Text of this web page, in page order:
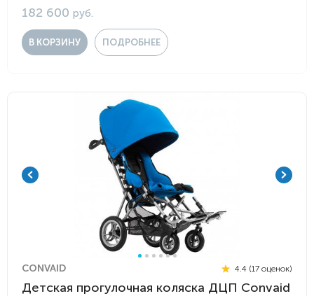
182 600 руб.
В КОРЗИНУ ПОДРОБНЕЕ
CONVAID 4.4 (17 оценок)
Детская прогулочная коляска ДЦП Convaid